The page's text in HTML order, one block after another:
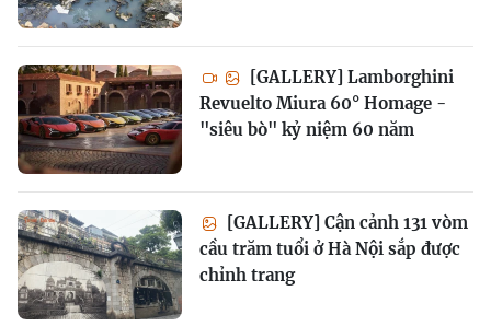
[GALLERY] Lamborghini
Revuelto Miura 60° Homage -
"siêu bò" kỷ niệm 60 năm
[GALLERY] Cận cảnh 131 vòm
cầu trăm tuổi ở Hà Nội sắp được
chỉnh trang